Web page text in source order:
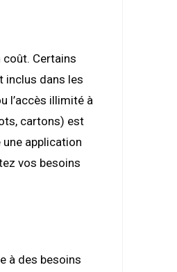
Certains
inclus dans les
l’accès illimité à
cartons) est
application
vos besoins
à des besoins